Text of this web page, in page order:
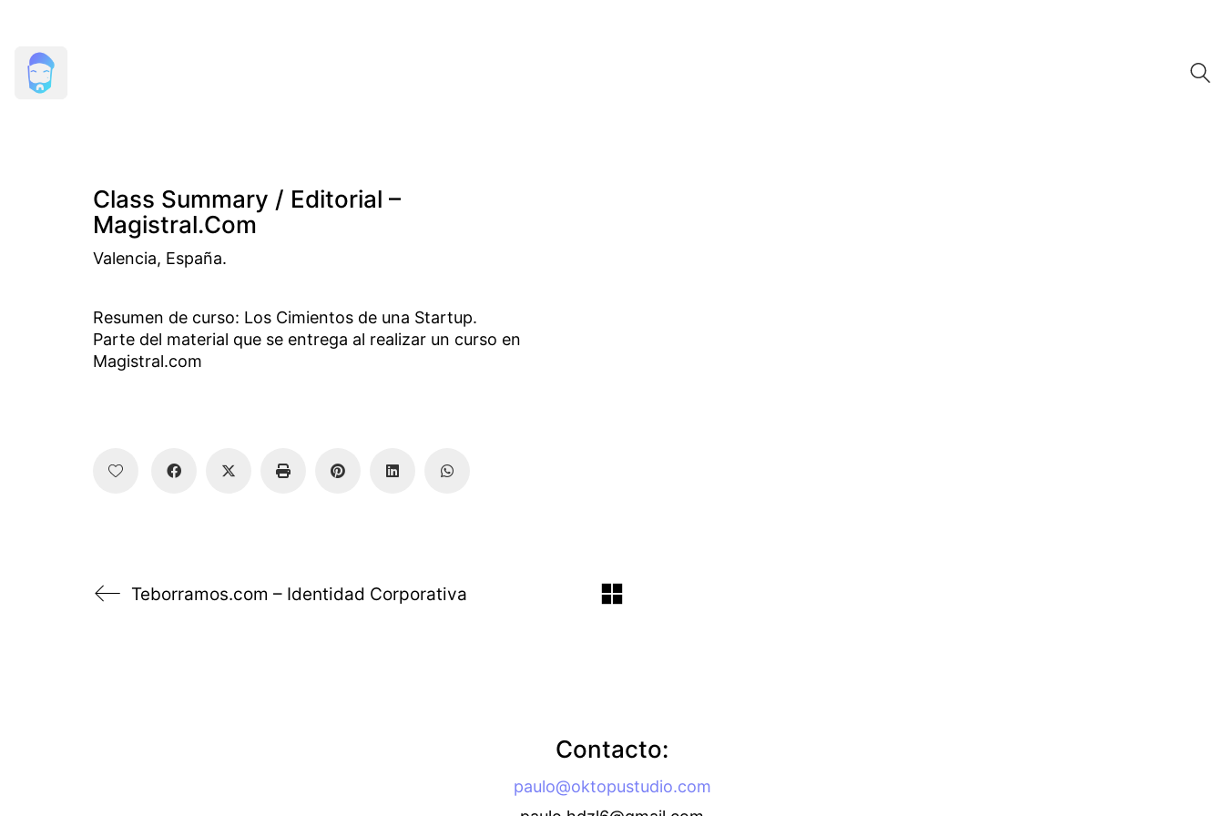
Class Summary / Editorial –
Magistral.com
Valencia, España.
Resumen de curso: Los Cimientos de una Startup.
Parte del material que se entrega al realizar un curso en
Magistral.com
Teborramos.com – Identidad Corporativa
Contacto:
paulo@oktopustudio.com